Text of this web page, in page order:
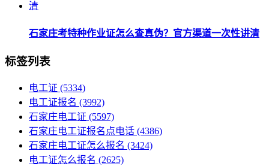
石家庄考特种作业证怎么查真伪？官方渠道一次性讲清
标签列表
电工证 (5334)
电工证报名 (3992)
石家庄电工证 (5597)
石家庄电工证报名点电话 (4386)
石家庄电工证怎么报名 (3424)
电工证怎么报名 (2625)